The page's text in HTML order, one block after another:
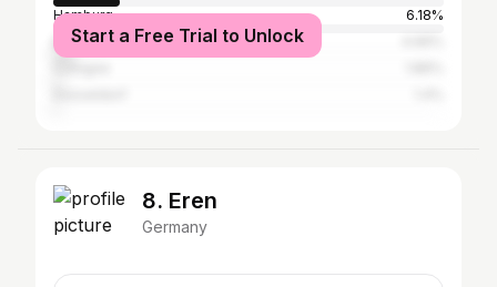
Hamburg
6.18%
Berlin
Start a Free Trial to Unlock
8. Eren
Germany